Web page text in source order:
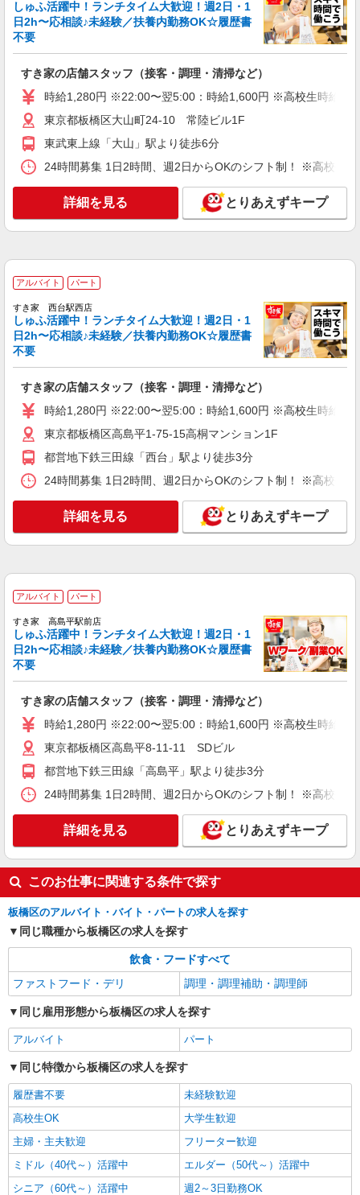
コンパスグループ・ジャパン株式会社 39193_p
調理補助【アルバイト・パート】
時給1,300円以上 試用期間中 時給1,300円以上
(試用期間2ヶ月) 残業が発生した場合、残業代を1
分単位で別途支給します。
増厚生病院BF1）
キープ
アルバイト パート
コンパスグループ・ジャパン株式会社 39193_p
NEW
調理師【アルバイト・パート】
分単位で別途支給します。
成増厚生病院 （東京都板橋区三園1-19-1 成
キープ 詳細を見る
アルバイト
そんぽの家 板橋徳丸
NEW
調理補助スタッフ
時給1290円〜1340円 ※経験等による ★希望収
入がありましたら、ご相談いただければ希望条件
に合うかの確認もいたします。 ★時間外手当別途
★働きがい向上手当※26年6月改定（地域により異
なる） 社会保険加入者は更に＋50円
東京都板橋区徳丸6丁目1-11
キープ 詳細を見る
パート
そんぽの家Ｓ 板橋仲宿
NEW
調理補助スタッフ
★働きがい向上手当※26年6月改定（地域により異
なる） 社会保険加入者は更に＋50円
キープ 詳細を見る
正社員 NEW
料理長【正社員】
月給30万円〜38万円 試用期間中 月給30万円〜
38万円(試用期間3ヶ月) 残業が発生した場合、残業
代を1分単位で別途支給します。 ▼理論年収（基
本給12ヵ月＋賞与） 4,200,000〜5,320,000円 ▼
4,723,256〜5,982,791円 ※給与は経験や前職給与
に応じて決定します。
6 グランダ大山内）
キープ 詳細を見る
アルバイト パート
株式会社HITOWA フードサービスカンパニー
福祉施設での調理補助【アルバイト・パート】
時給1,226円以上 ※経験によりスタート時給は
変動します。 ※AP評価制度：あり 年1回の評価
により時給を見直します。 ※アルバイト賞与（寸
志）：あり 年2回。勤続年数により金額UP。
ホームステーション蓮根 （東京都板橋区坂下3
丁目30-17）
キープ 詳細を見る
株式会社HITOWA フードサービスカンパニー
福祉施設での調理員【アルバイト・パート】
変動します。 ※AP評価制度：あり 年1回の評価
により時給を見直します。 ※アルバイト賞与（寸
志）：あり 年2回。勤続年数により金額UP。
CLASWELL小竹向原 （東京都板橋区向原二丁
目11番11号）
キープ 詳細を見る
しゅふ活躍中！ランチタイム大歓迎！週2日・1
日2h〜応相談♪未経験／扶養内勤務OK☆履歴書
不要
すき家の店舗スタッフ（接客・調理・清掃など）
時給1,280円 ※22:00〜翌5:00：時給1,600円 ※高校生時給
東京都板橋区大山町24-10 常陸ビル1F
東武東上線「大山」駅より徒歩6分
24時間募集 1日2時間、週2日からOKのシフト制！ ※高校生
詳細を見る とりあえずキープ
アルバイト パート
すき家 西台駅西店
しゅふ活躍中！ランチタイム大歓迎！週2日・1
日2h〜応相談♪未経験／扶養内勤務OK☆履歴書
不要
すき家の店舗スタッフ（接客・調理・清掃など）
時給1,280円 ※22:00〜翌5:00：時給1,600円 ※高校生時給
東京都板橋区高島平1-75-15高桐マンション1F
都営地下鉄三田線「西台」駅より徒歩3分
24時間募集 1日2時間、週2日からOKのシフト制！ ※高校生
詳細を見る とりあえずキープ
アルバイト パート
すき家 高島平駅前店
しゅふ活躍中！ランチタイム大歓迎！週2日・1
日2h〜応相談♪未経験／扶養内勤務OK☆履歴書
不要
すき家の店舗スタッフ（接客・調理・清掃など）
時給1,280円 ※22:00〜翌5:00：時給1,600円 ※高校生時給
東京都板橋区高島平8-11-11 SDビル
都営地下鉄三田線「高島平」駅より徒歩3分
24時間募集 1日2時間、週2日からOKのシフト制！ ※高校生
詳細を見る とりあえずキープ
このお仕事に関連する条件で探す
板橋区のアルバイト・バイト・パートの求人を探す
同じ職種から板橋区の求人を探す
飲食・フードすべて
ファストフード・デリ
調理・調理補助・調理師
同じ雇用形態から板橋区の求人を探す
アルバイト パート
同じ特徴から板橋区の求人を探す
履歴書不要
未経験歓迎
高校生OK
大学生歓迎
主婦・主夫歓迎
フリーター歓迎
ミドル（40代～）活躍中
エルダー（50代～）活躍中
シニア（60代～）活躍中
週2～3日勤務OK